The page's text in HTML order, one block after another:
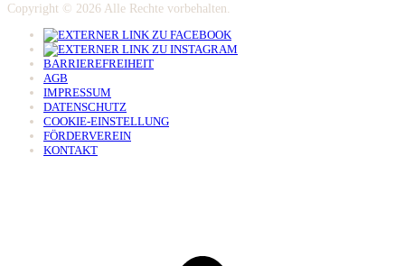
Copyright © 2026 Alle Rechte vorbehalten.
BARRIEREFREIHEIT
AGB
IMPRESSUM
DATENSCHUTZ
COOKIE-EINSTELLUNG
FÖRDERVEREIN
KONTAKT